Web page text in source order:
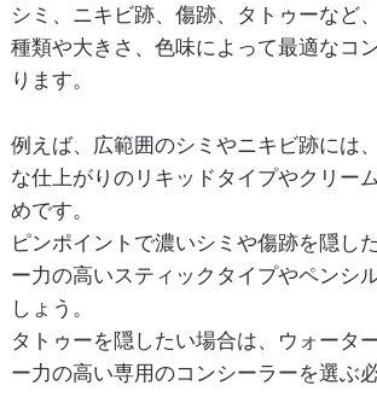
シミ、ニキビ跡、傷跡、タトゥーなど
種類や大きさ、色味によって最適なコ
ります。
例えば、広範囲のシミやニキビ跡には
な仕上がりのリキッドタイプやクリー
めです。
ピンポイントで濃いシミや傷跡を隠し
ー力の高いスティックタイプやペンシ
しょう。
タトゥーを隠したい場合は、ウォータ
ー力の高い専用のコンシーラーを選ぶ